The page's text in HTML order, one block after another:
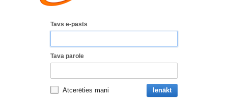
Tavs e-pasts
Tava parole
Atcerēties mani Ienākt